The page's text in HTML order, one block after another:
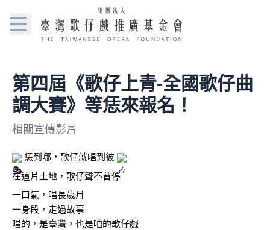
第四屆《歌仔上青-全國歌仔曲
調大賽》等恁來報名！
相關宣傳影片
恁到哪，歌仔就唱到彼
在這片土地，歌仔聲不曾停
一口氣，唱長歲月
一身段，走過故事
唱的，是臺灣，也是咱的歌仔戲